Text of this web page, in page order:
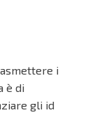
i
è di
gli id